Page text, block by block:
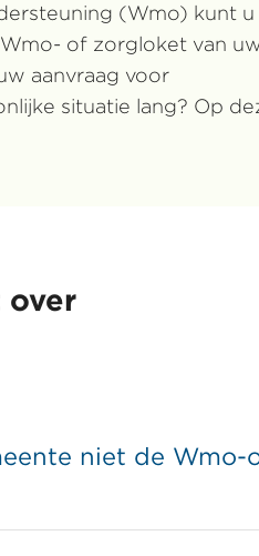
(Wmo) kunt u
of zorgloket van
aanvraag voor
situatie lang? Op
over
niet de